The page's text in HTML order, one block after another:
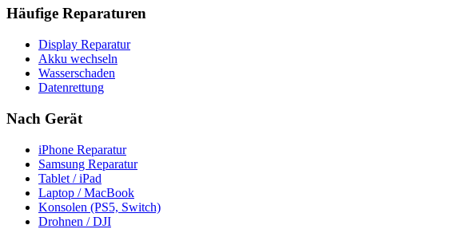
Häufige Reparaturen
Display Reparatur
Akku wechseln
Wasserschaden
Datenrettung
Nach Gerät
iPhone Reparatur
Samsung Reparatur
Tablet / iPad
Laptop / MacBook
Konsolen (PS5, Switch)
Drohnen / DJI